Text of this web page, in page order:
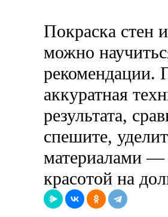
Покраска стен
можно
рекомендации.
аккуратная
результата,
спешите,
материалами —
красотой на